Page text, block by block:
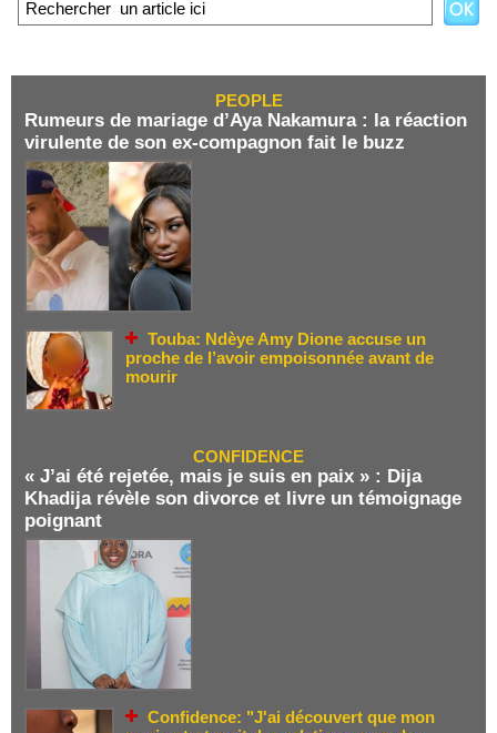
PEOPLE
Rumeurs de mariage d’Aya Nakamura : la réaction
virulente de son ex-compagnon fait le buzz
Touba: Ndèye Amy Dione accuse un
proche de l’avoir empoisonnée avant de
mourir
CONFIDENCE
« J’ai été rejetée, mais je suis en paix » : Dija
Khadija révèle son divorce et livre un témoignage
poignant
Confidence: "J'ai découvert que mon